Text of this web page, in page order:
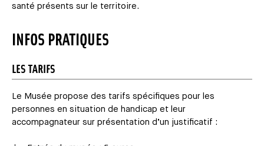
santé présents sur le territoire.
INFOS PRATIQUES
LES TARIFS
Le Musée propose des tarifs spécifiques pour les
personnes en situation de handicap et leur
accompagnateur sur présentation d’un justificatif :